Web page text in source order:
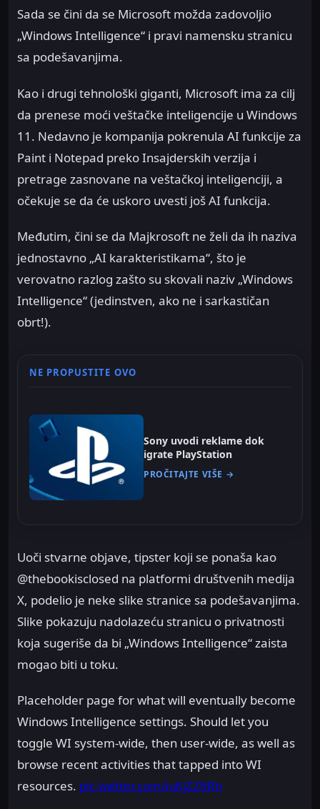
Sada se čini da se Microsoft možda zadovoljio
„Windows Intelligence“ i pravi namensku stranicu
sa podešavanjima.
Kao i drugi tehnološki giganti, Microsoft ima za cilj
da prenese moći veštačke inteligencije u Windows
11. Nedavno je kompanija pokrenula AI funkcije za
Paint i Notepad preko Insajderskih verzija i
pretrage zasnovane na veštačkoj inteligenciji, a
očekuje se da će uskoro uvesti još AI funkcija.
Međutim, čini se da Majkrosoft ne želi da ih naziva
jednostavno „AI karakteristikama“, što je
verovatno razlog zašto su skovali naziv „Windows
Intelligence“ (jedinstven, ako ne i sarkastičan
obrt!).
NE PROPUSTITE OVO
Sony uvodi reklame dok
igrate PlayStation
PROČITAJTE VIŠE →
Uoči stvarne objave, tipster koji se ponaša kao
@thebookisclosed na platformi društvenih medija
X, podelio je neke slike stranice sa podešavanjima.
Slike pokazuju nadolazeću stranicu o privatnosti
koja sugeriše da bi „Windows Intelligence“ zaista
mogao biti u toku.
Placeholder page for what will eventually become
Windows Intelligence settings. Should let you
toggle WI system-wide, then user-wide, as well as
browse recent activities that tapped into WI
resources. pic.twitter.com/iuKjZZfiRh